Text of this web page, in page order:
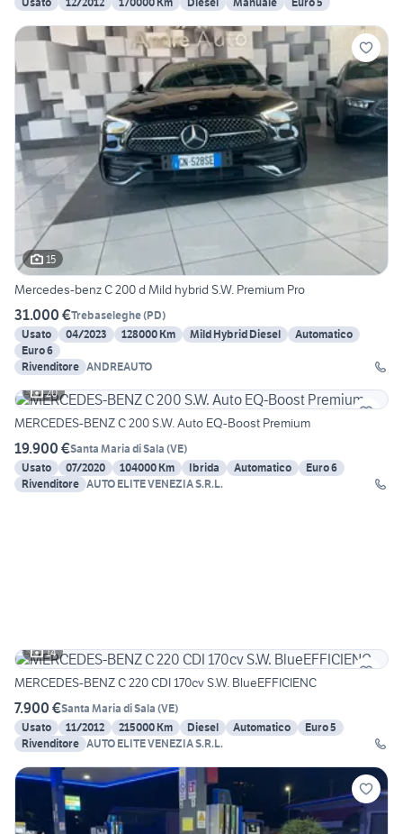
15
Mercedes-benz C 200 d Mild hybrid S.W. Premium Pro
31.000 €Trebaseleghe(PD)
Usato
04/2023 128000 Km Mild Hybrid Diesel
Automatico
Euro 6
Rivenditore ANDREAUTO
20
MERCEDES-BENZ C 200 S.W. Auto EQ-Boost Premium
19.900 €Santa Maria di Sala (VE)
Usato
07/2020 104000 Km Ibrida Automatico
Euro 6
Rivenditore AUTO ELITE VENEZIA S.R.L.
14
MERCEDES-BENZ C 220 CDI 170cv S.W. BlueEFFICIENC
7.900 €Santa Maria di Sala (VE)
Usato
11/2012 215000 Km Diesel Automatico
Euro 5
Rivenditore AUTO ELITE VENEZIA S.R.L.